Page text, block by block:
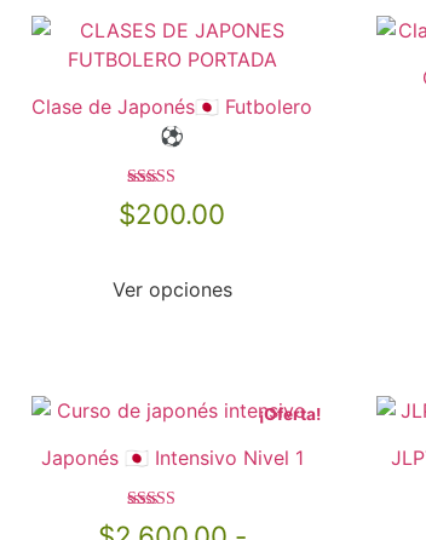
Clase de Japonés🇯🇵 Futbolero
⚽️
Valorado en
5.00
$200.00
Ver opciones
¡Oferta!
Japonés 🇯🇵 Intensivo Nivel 1
Valorado en